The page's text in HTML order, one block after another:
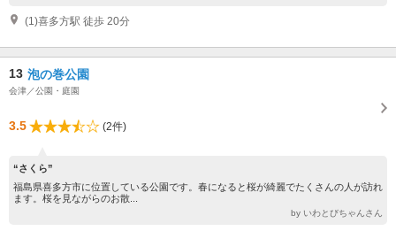
(1)喜多方駅 徒歩 20分
13 泡の巻公園
会津／公園・庭園
3.5 (2件)
“さくら”
福島県喜多方市に位置している公園です。春になると桜が綺麗でたくさんの人が訪れ
ます。桜を見ながらのお散...
by いわとびちゃんさん